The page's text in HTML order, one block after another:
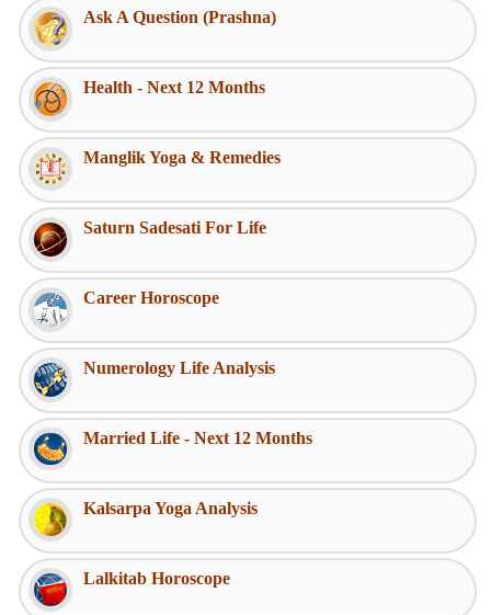
Ask A Question (Prashna)
Health - Next 12 Months
Manglik Yoga & Remedies
Saturn Sadesati For Life
Career Horoscope
Numerology Life Analysis
Married Life - Next 12 Months
Kalsarpa Yoga Analysis
Lalkitab Horoscope